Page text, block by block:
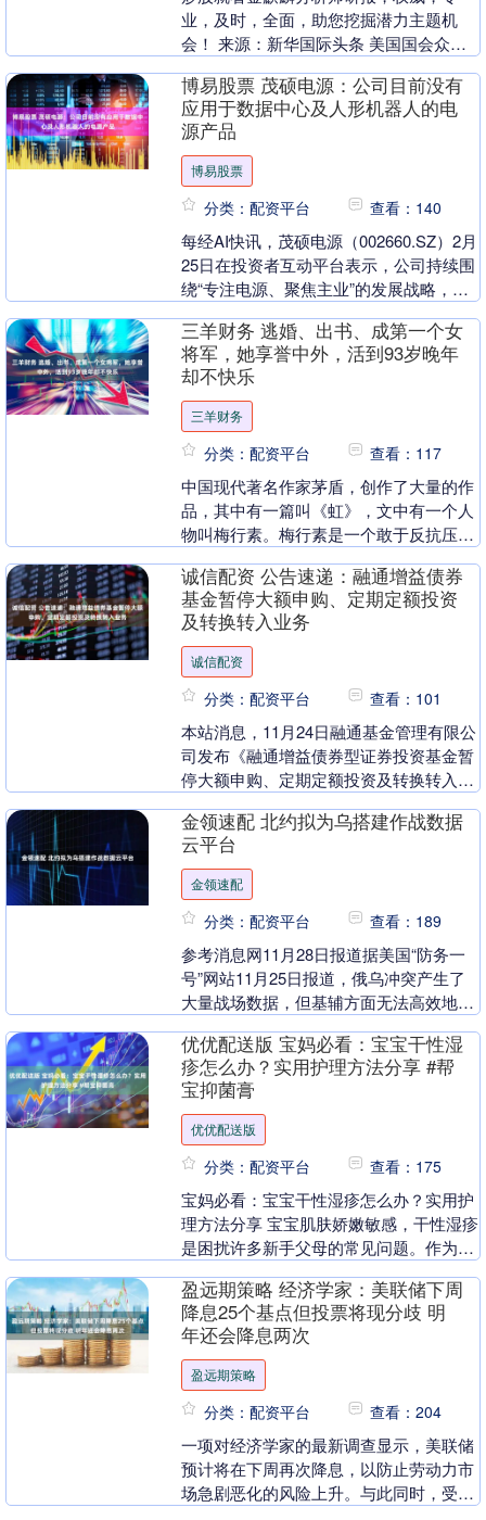
业，及时，全面，助您挖掘潜力主题机
会！ 来源：新华国际头条 美国国会众议
案，总统特朗普当晚....
博易股票 茂硕电源：公司目前没有
应用于数据中心及人形机器人的电
源产品
博易股票
分类：配资平台 查看：140
每经AI快讯，茂硕电源（002660.SZ）2月
25日在投资者互动平台表示，公司持续围
绕“专注电源、聚焦主业”的发展战略，不
市....
三羊财务 逃婚、出书、成第一个女
将军，她享誉中外，活到93岁晚年
却不快乐
三羊财务
分类：配资平台 查看：117
中国现代著名作家茅盾，创作了大量的作
品，其中有一篇叫《虹》，文中有一个人
物叫梅行素。梅行素是一个敢于反抗压
有革命热血的战士。....
诚信配资 公告速递：融通增益债券
基金暂停大额申购、定期定额投资
及转换转入业务
诚信配资
分类：配资平台 查看：101
本站消息，11月24日融通基金管理有限公
司发布《融通增益债券型证券投资基金暂
停大额申购、定期定额投资及转换转入业
的稳定运作，....
金领速配 北约拟为乌搭建作战数据
云平台
金领速配
分类：配资平台 查看：189
参考消息网11月28日报道据美国“防务一
号”网站11月25日报道，俄乌冲突产生了
大量战场数据，但基辅方面无法高效地与
一年里解....
优优配送版 宝妈必看：宝宝干性湿
疹怎么办？实用护理方法分享 #帮
宝抑菌膏
优优配送版
分类：配资平台 查看：175
宝妈必看：宝宝干性湿疹怎么办？实用护
理方法分享 宝宝肌肤娇嫩敏感，干性湿疹
是困扰许多新手父母的常见问题。作为深
始终致力于为婴....
盈远期策略 经济学家：美联储下周
降息25个基点但投票将现分歧 明
年还会降息两次
盈远期策略
分类：配资平台 查看：204
一项对经济学家的最新调查显示，美联储
预计将在下周再次降息，以防止劳动力市
场急剧恶化的风险上升。与此同时，受访